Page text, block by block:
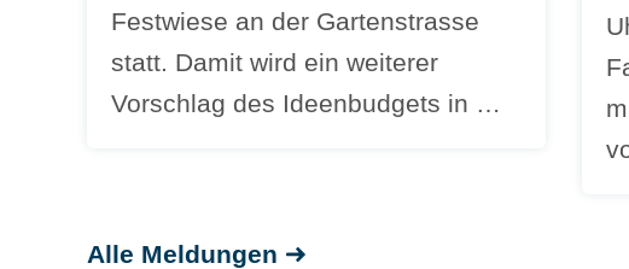
Festwiese an der Gartenstrasse
statt. Damit wird ein weiterer
Vorschlag des Ideenbudgets in …
Alle Meldungen